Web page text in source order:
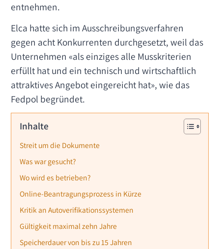
entnehmen.
Elca hatte sich im Ausschreibungsverfahren
gegen acht Konkurrenten durchgesetzt, weil das
Unternehmen «als einziges alle Musskriterien
erfüllt hat und ein technisch und wirtschaftlich
attraktives Angebot eingereicht hat», wie das
Fedpol begründet.
Inhalte
Streit um die Dokumente
Was war gesucht?
Wo wird es betrieben?
Online-Beantragungsprozess in Kürze
Kritik an Autoverifikationssystemen
Gültigkeit maximal zehn Jahre
Speicherdauer von bis zu 15 Jahren